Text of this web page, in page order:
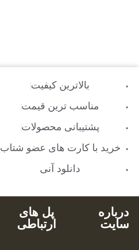
بالاترین کیفیت
مناسب ترین قیمت
پشتیبانی محصولات
خرید با کارت های عضو شتاب
دانلود آنی
درباره
سایت
پل های
ارتباطی